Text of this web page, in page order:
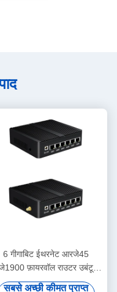
6 गीगाबिट ईथरनेट आरजे45
फ़ायरवॉल राउटर उबंटू
डेस्कटॉप राउटर वाईफाई के साथ
सबसे अच्छी कीमत प्राप्त